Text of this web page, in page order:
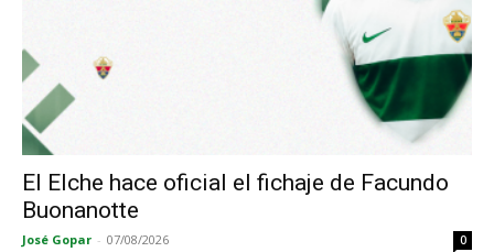
El Elche hace oficial el fichaje de Facundo
Buonanotte
José Gopar - 07/08/2026 0